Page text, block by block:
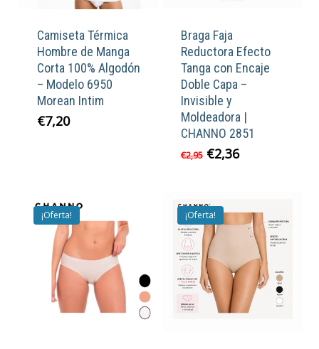
Camiseta Térmica
Hombre de Manga
Corta 100% Algodón
– Modelo 6950
Morean Intim
€7,20
Braga Faja
Reductora Efecto
Tanga con Encaje
Doble Capa –
Invisible y
Moldeadora |
CHANNO 2851
€2,95 El
era:
€2,95.
€2,36El
€2,36.
¡Oferta! ¡Oferta!